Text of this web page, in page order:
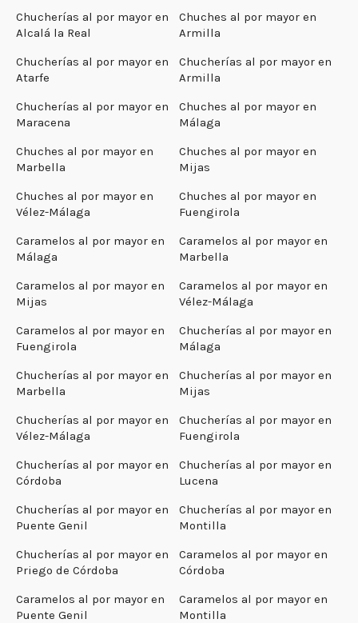
Chucherías al por mayor en
Alcalá la Real
Chuches al por mayor en
Armilla
Chucherías al por mayor en
Atarfe
Chucherías al por mayor en
Armilla
Chucherías al por mayor en
Maracena
Chuches al por mayor en
Málaga
Chuches al por mayor en
Marbella
Chuches al por mayor en
Mijas
Chuches al por mayor en
Vélez-Málaga
Chuches al por mayor en
Fuengirola
Caramelos al por mayor en
Málaga
Caramelos al por mayor en
Marbella
Caramelos al por mayor en
Mijas
Caramelos al por mayor en
Vélez-Málaga
Caramelos al por mayor en
Fuengirola
Chucherías al por mayor en
Málaga
Chucherías al por mayor en
Marbella
Chucherías al por mayor en
Mijas
Chucherías al por mayor en
Vélez-Málaga
Chucherías al por mayor en
Fuengirola
Chucherías al por mayor en
Córdoba
Chucherías al por mayor en
Lucena
Chucherías al por mayor en
Puente Genil
Chucherías al por mayor en
Montilla
Chucherías al por mayor en
Priego de Córdoba
Caramelos al por mayor en
Córdoba
Caramelos al por mayor en
Puente Genil
Caramelos al por mayor en
Montilla